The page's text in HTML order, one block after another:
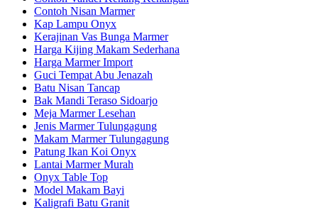
Contoh Nisan Marmer
Kap Lampu Onyx
Kerajinan Vas Bunga Marmer
Harga Kijing Makam Sederhana
Harga Marmer Import
Guci Tempat Abu Jenazah
Batu Nisan Tancap
Bak Mandi Teraso Sidoarjo
Meja Marmer Lesehan
Jenis Marmer Tulungagung
Makam Marmer Tulungagung
Patung Ikan Koi Onyx
Lantai Marmer Murah
Onyx Table Top
Model Makam Bayi
Kaligrafi Batu Granit